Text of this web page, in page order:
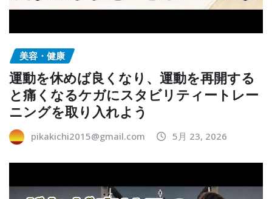
美容・健康
運動を休めば良くなり、運動を再開する
と痛くなるケガにスタビリティートレー
ニングを取り入れよう
pikakichi2015@gmail.com 5月 23, 2026